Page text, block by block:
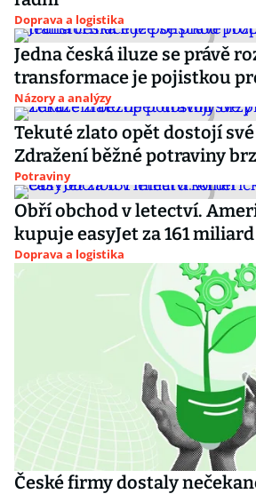
Doprava a logistika
Jedna česká iluze se právě
transformace je pojistkou
Názory a analýzy
Tekuté zlato opět dostojí
Zdražení běžné potraviny
Potraviny
Obří obchod v letectví.
kupuje easyJet za 161
Doprava a logistika
České firmy dostaly